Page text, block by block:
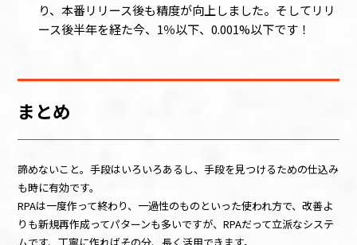
り、本番リリース後も精度が向上しました。そしてリリ
ース後半年を経た今、1％以下、0.001%以下です！
まとめ
諦めないこと。手段はいろいろあるし、手段を見つけるための仕込み
も時に有効です。
RPAは一度作って終わり、一過性のものといった使われ方で、改善よ
りも新規再作成ってパターンも多いですが、RPAだって立派なシステ
ムです、丁寧に作ればその分、長く活用できます。